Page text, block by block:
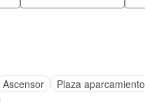
Ascensor Plaza aparcamiento